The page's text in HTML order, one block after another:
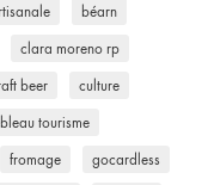
béarn
clara moreno rp
beer culture
tourisme
fromage gocardless